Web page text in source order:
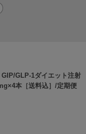
GIP/GLP-1ダイエット注射
本［送料込］/定期便